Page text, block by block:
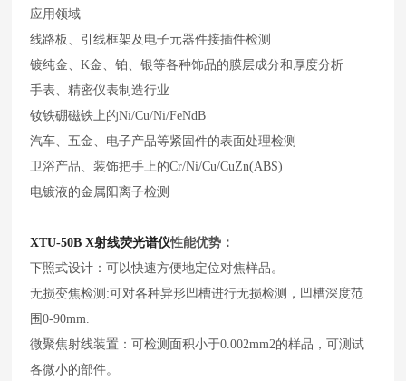
应用领域
线路板、引线框架及电子元器件接插件检测
镀纯金、K金、铂、银等各种饰品的膜层成分和厚度分析
手表、精密仪表制造行业
钕铁硼磁铁上的Ni/Cu/Ni/FeNdB
汽车、五金、电子产品等紧固件的表面处理检测
卫浴产品、装饰把手上的Cr/Ni/Cu/CuZn(ABS)
电镀液的金属阳离子检测
XTU-50B X射线荧光谱仪性能优势：
下照式设计：可以快速方便地定位对焦样品。
无损变焦检测:可对各种异形凹槽进行无损检测，凹槽深度范
围0-90mm.
微聚焦射线装置：可检测面积小于0.002mm2的样品，可测试
各微小的部件。